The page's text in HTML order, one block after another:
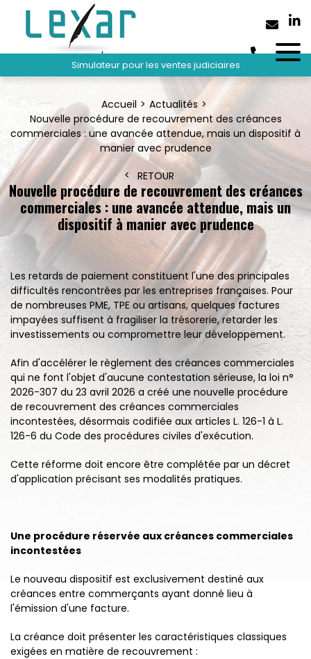
Simulateur pour les ventes judiciaires
Accueil
Actualités
Nouvelle procédure de recouvrement des créances
commerciales : une avancée attendue, mais un dispositif à
manier avec prudence
RETOUR
Nouvelle procédure de recouvrement des créances
commerciales : une avancée attendue, mais un
dispositif à manier avec prudence
Les retards de paiement constituent l'une des principales
difficultés rencontrées par les entreprises françaises. Pour
de nombreuses PME, TPE ou artisans, quelques factures
impayées suffisent à fragiliser la trésorerie, retarder les
investissements ou compromettre leur développement.
Afin d'accélérer le règlement des créances commerciales
qui ne font l'objet d'aucune contestation sérieuse, la loi n°
2026-307 du 23 avril 2026 a créé une nouvelle procédure
de recouvrement des créances commerciales
incontestées, désormais codifiée aux articles L. 126-1 à L.
126-6 du Code des procédures civiles d'exécution.
Cette réforme doit encore être complétée par un décret
d'application précisant ses modalités pratiques.
Une procédure réservée aux créances commerciales
incontestées
Le nouveau dispositif est exclusivement destiné aux
créances entre commerçants ayant donné lieu à
l'émission d'une facture.
La créance doit présenter les caractéristiques classiques
exigées en matière de recouvrement :